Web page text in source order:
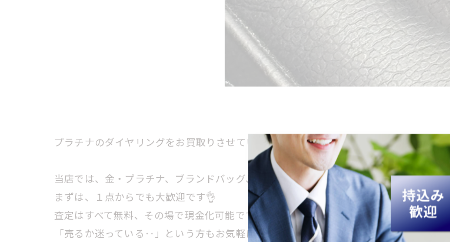
プラチナのダイヤリングをお買取りさせていただきました。ありがとうございました😊
当店では、金・プラチナ、ブランドバッグ、時計などを強化買取中です💎👜⌚
まずは、１点からでも大歓迎です👌
査定はすべて無料、その場で現金化可能です💰✨
「売るか迷っている‥」という方もお気軽にどうぞ♬